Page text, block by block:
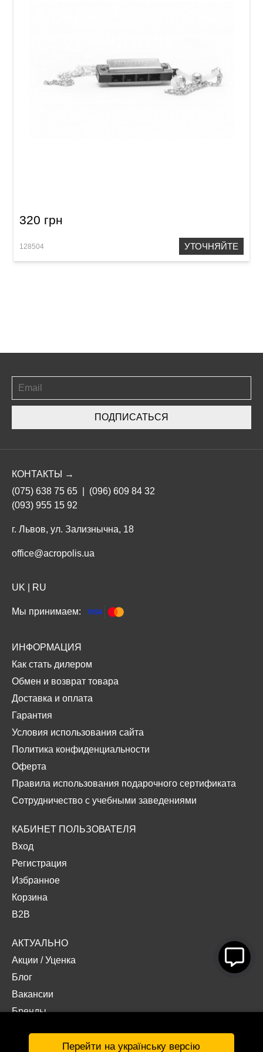
320 грн
128504 УТОЧНЯЙТЕ
ПОДПИСАТЬСЯ
КОНТАКТЫ →
(075) 638 75 65
(096) 609 84 32
(093) 955 15 92
г. Львов, ул. Зализнычна, 18
office@acropolis.ua
UK RU
Мы принимаем:
ИНФОРМАЦИЯ
Как стать дилером
Обмен и возврат товара
Доставка и оплата
Гарантия
Условия использования сайта
Политика конфиденциальности
Оферта
Правила использования подарочного сертификата
Сотрудничество с учебными заведениями
КАБИНЕТ ПОЛЬЗОВАТЕЛЯ
Вход
Регистрация
Избранное
Корзина
B2B
АКТУАЛЬНО
Акции /Уценка
Блог
Вакансии
Бренды
Перейти на українську версію